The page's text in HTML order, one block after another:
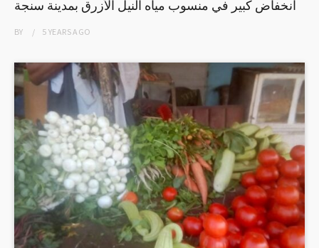
انخفاض كبير في منسوب مياه النيل الأزرق بمدينة سنجة
BY 5 YEARSAGO